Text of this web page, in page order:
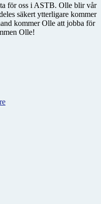
för oss i ASTB. Olle blir vår
säkert ytterligare kommer
kommer Olle att jobba för
Olle!